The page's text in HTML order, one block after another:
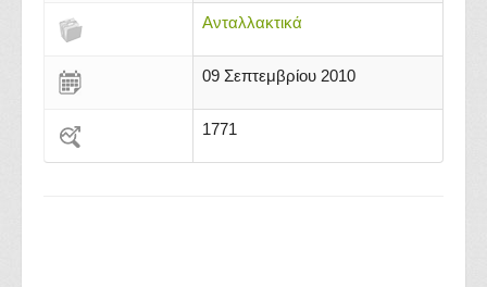
Ανταλλακτικά
09 Σεπτεμβρίου 2010
1771